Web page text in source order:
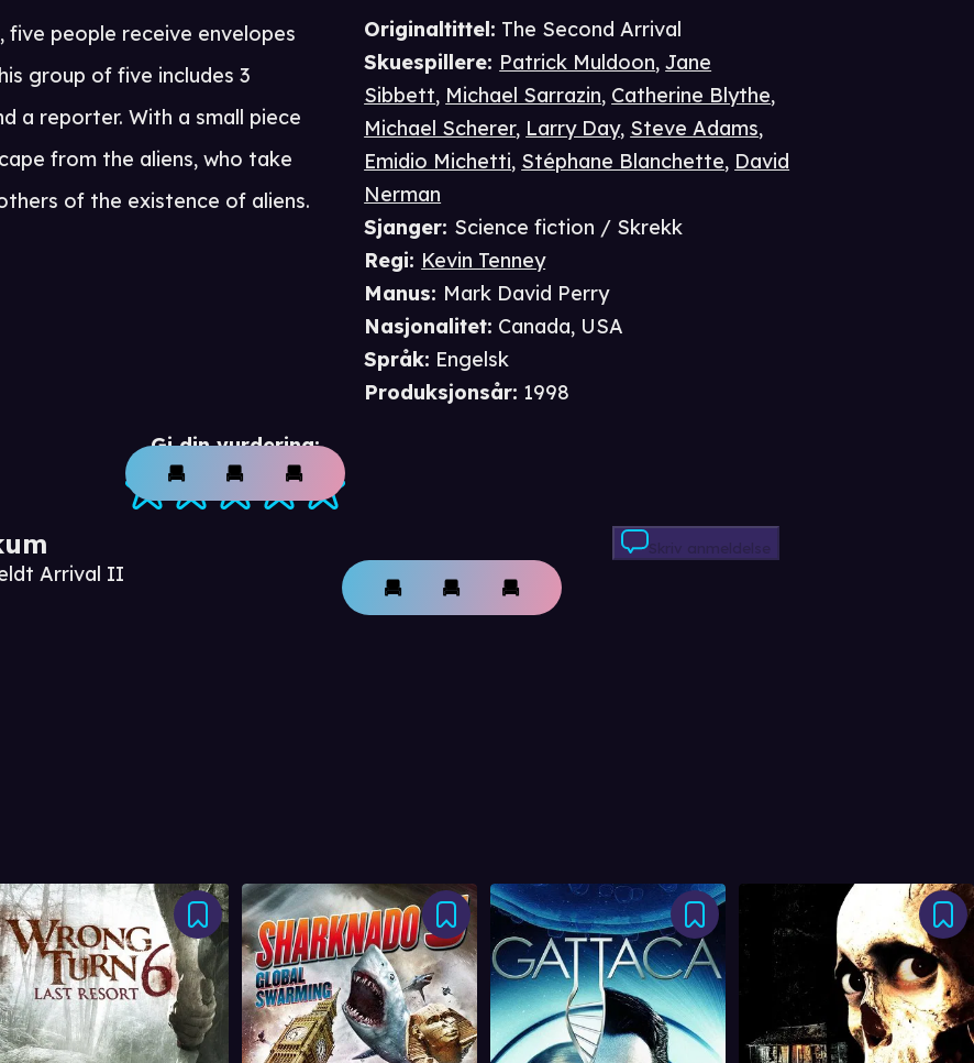
Gi din vurdering:
Arrival II
Skriv anmeldelse
Originaltittel: The Second Arrival
Skuespillere: Patrick Muldoon,Jane
Sibbett, Michael Sarrazin, Catherine Blythe,
Michael Scherer, Larry Day, Steve Adams,
Emidio Michetti, Stéphane Blanchette, David
Nerman
Sjanger: Science fiction / Skrekk
Regi: Kevin Tenney
Manus: Mark David Perry
Nasjonalitet: Canada, USA
Språk: Engelsk
Produksjonsår: 1998
five people receive envelopes
group of five includes 3
a reporter. With a small piece
from the aliens, who take
of the existence of aliens.